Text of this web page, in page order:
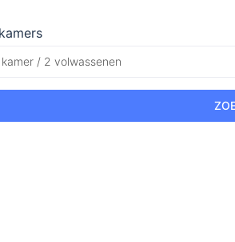
kamer / 2 volwassenen